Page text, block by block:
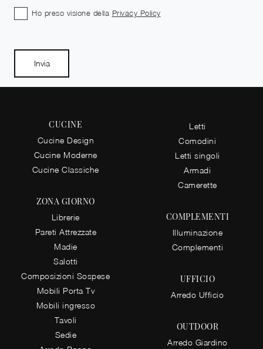
Ho preso visione della Privacy Policy
Invia
CUCINE
Cucine Design
Cucine Moderne
Cucine Classiche
ZONA GIORNO
Librerie
Pareti Attrezzate
Madie
Salotti
Composizioni Sospese
Mobili Porta Tv
Mobili ingresso
Tavoli
Sedie
Letti
Comodini
Letti singoli
Armadi
Camerette
COMPLEMENTI
Illuminazione
Complementi
UFFICIO
Arredo Ufficio
OUTDOOR
Arredo Giardino